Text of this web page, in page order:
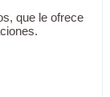
que le ofrece